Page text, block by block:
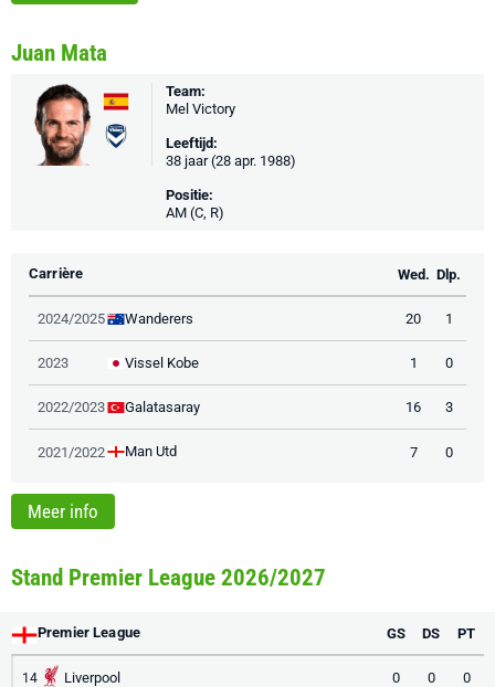
Juan Mata
Team:
Mel Victory
Leeftijd:
38 jaar (28 apr. 1988)
Positie:
AM (C, R)
Carrière Wed. Dlp.
2024/2025 Wanderers 20 1
2023 Vissel Kobe 1 0
2022/2023 Galatasaray 16 3
2021/2022 Man Utd 7 0
Meer info
Stand Premier League 2026/2027
Premier League GS DS PT
14 Liverpool 0 0 0